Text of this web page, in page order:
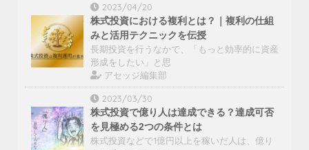
2023/04/20
株式投資における複利とは？｜複利の仕組
みと活用テクニックを伝授
長期投資を行うなかで、「もっと効率的に資産
形成をしたい」と思
アセッジ編集部
2023/03/30
株式投資で億り人は達成できる？達成可否
を見極める2つの条件とは
株式投資などで1億円以上を稼いだ人は、億り